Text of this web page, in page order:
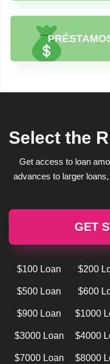
Select the
Get access to loan
advances to larger
GET
$100 Loan $200
$500 Loan $600
$900 Loan $1000
$3000 Loan $4000
$7000 Loan $8000